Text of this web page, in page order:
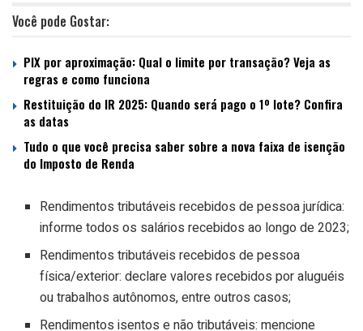
Você pode Gostar:
PIX por aproximação: Qual o limite por transação? Veja as
regras e como funciona
Restituição do IR 2025: Quando será pago o 1º lote? Confira
as datas
Tudo o que você precisa saber sobre a nova faixa de isenção
do Imposto de Renda
Rendimentos tributáveis recebidos de pessoa jurídica:
informe todos os salários recebidos ao longo de 2023;
Rendimentos tributáveis recebidos de pessoa
física/exterior: declare valores recebidos por aluguéis
ou trabalhos autônomos, entre outros casos;
Rendimentos isentos e não tributáveis: mencione